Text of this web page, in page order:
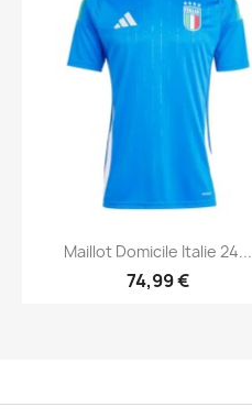
Aperçu rapide
Maillot Domicile Italie 24...
74,99 €